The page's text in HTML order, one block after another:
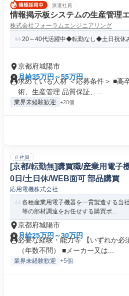
派遣社員
情報掲示板システムの生産管理
株式会社フォーラムエンジニアリング
20～40代活躍中◆転勤なし◆土日祝休
京都府城陽市
月給35万円～55万円
求めている人材 ＜応募条件＞ ■高
術、生産管理 品質保証、...
業界未経験歓迎 +20個
正社員
[京都/転勤無]購買職/産業用電子
0日/土日休/WEB面可 部品購買
応用電機株式会社
各種産業用電子機器を一貫製造する当
等の部材調達をお任せする購買ポ...
京都府城陽市
月給25万円～30万円
必要な経験・能力等 【いずれか必
（年数不問） ■メーカー又は...
業界未経験歓迎 +5個